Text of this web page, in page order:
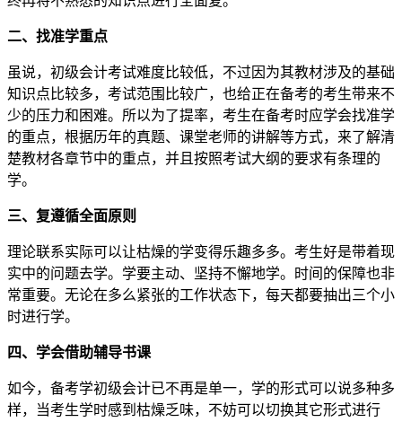
二、找准学重点
虽说，初级会计考试难度比较低，不过因为其教材涉及的基础
知识点比较多，考试范围比较广，也给正在备考的考生带来不
少的压力和困难。所以为了提率，考生在备考时应学会找准学
的重点，根据历年的真题、课堂老师的讲解等方式，来了解清
楚教材各章节中的重点，并且按照考试大纲的要求有条理的
学。
三、复遵循全面原则
理论联系实际可以让枯燥的学变得乐趣多多。考生好是带着现
实中的问题去学。学要主动、坚持不懈地学。时间的保障也非
常重要。无论在多么紧张的工作状态下，每天都要抽出三个小
时进行学。
四、学会借助辅导书课
如今，备考学初级会计已不再是单一，学的形式可以说多种多
样，当考生学时感到枯燥乏味，不妨可以切换其它形式进行